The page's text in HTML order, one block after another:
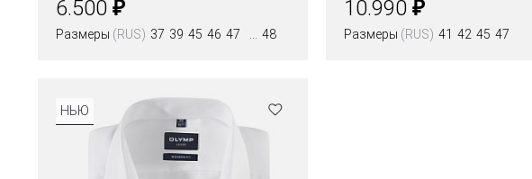
6.500 ₽
Размеры (RUS) 37 39 45 46 47
48
10.990 ₽
Размеры (RUS) 41 42 45 47
НЬЮ